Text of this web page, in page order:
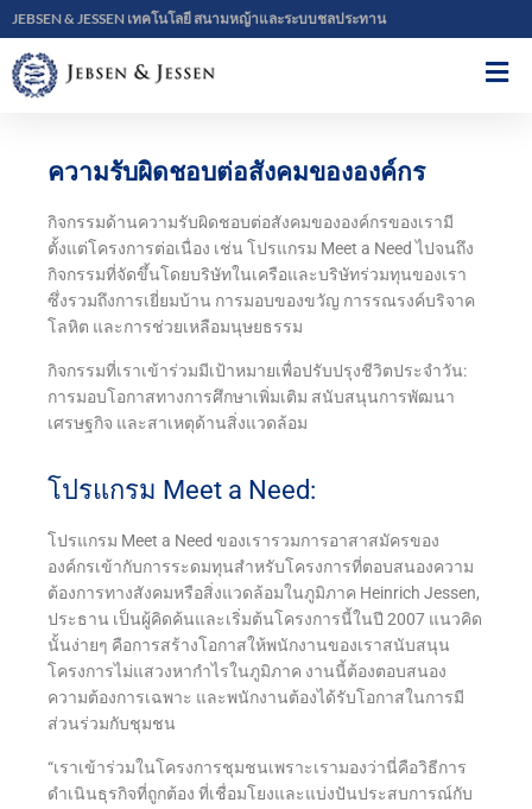
JEBSEN & JESSEN เทคโนโลยี สนามหญ้าและระบบชลประทาน
ความรับผิดชอบต่อสังคมขององค์กร
กิจกรรมด้านความรับผิดชอบต่อสังคมขององค์กรของเรามี
ตั้งแต่โครงการต่อเนื่อง เช่น โปรแกรม Meet a Need ไปจนถึง
กิจกรรมที่จัดขึ้นโดยบริษัทในเครือและบริษัทร่วมทุนของเรา
ซึ่งรวมถึงการเยี่ยมบ้าน การมอบของขวัญ การรณรงค์บริจาค
โลหิต และการช่วยเหลือมนุษยธรรม
กิจกรรมที่เราเข้าร่วมมีเป้าหมายเพื่อปรับปรุงชีวิตประจำวัน:
การมอบโอกาสทางการศึกษาเพิ่มเติม สนับสนุนการพัฒนา
เศรษฐกิจ และสาเหตุด้านสิ่งแวดล้อม
โปรแกรม Meet a Need:
โปรแกรม Meet a Need ของเรารวมการอาสาสมัครของ
องค์กรเข้ากับการระดมทุนสำหรับโครงการที่ตอบสนองความ
ต้องการทางสังคมหรือสิ่งแวดล้อมในภูมิภาค Heinrich Jessen,
ประธาน เป็นผู้คิดค้นและเริ่มต้นโครงการนี้ในปี 2007 แนวคิด
นั้นง่ายๆ คือการสร้างโอกาสให้พนักงานของเราสนับสนุน
โครงการไม่แสวงหากำไรในภูมิภาค งานนี้ต้องตอบสนอง
ความต้องการเฉพาะ และพนักงานต้องได้รับโอกาสในการมี
ส่วนร่วมกับชุมชน
“เราเข้าร่วมในโครงการชุมชนเพราะเรามองว่านี่คือวิธีการ
ดำเนินธุรกิจที่ถูกต้อง ที่เชื่อมโยงและแบ่งปันประสบการณ์กับ